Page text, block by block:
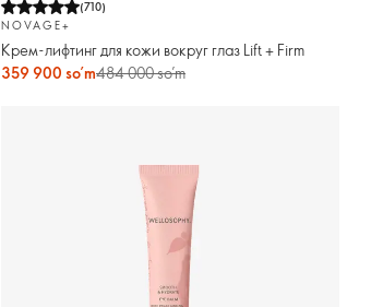
(710)
NOVAGE+
Крем-лифтинг для кожи вокруг глаз Lift + Firm
359 900 so’m484 000 so’m